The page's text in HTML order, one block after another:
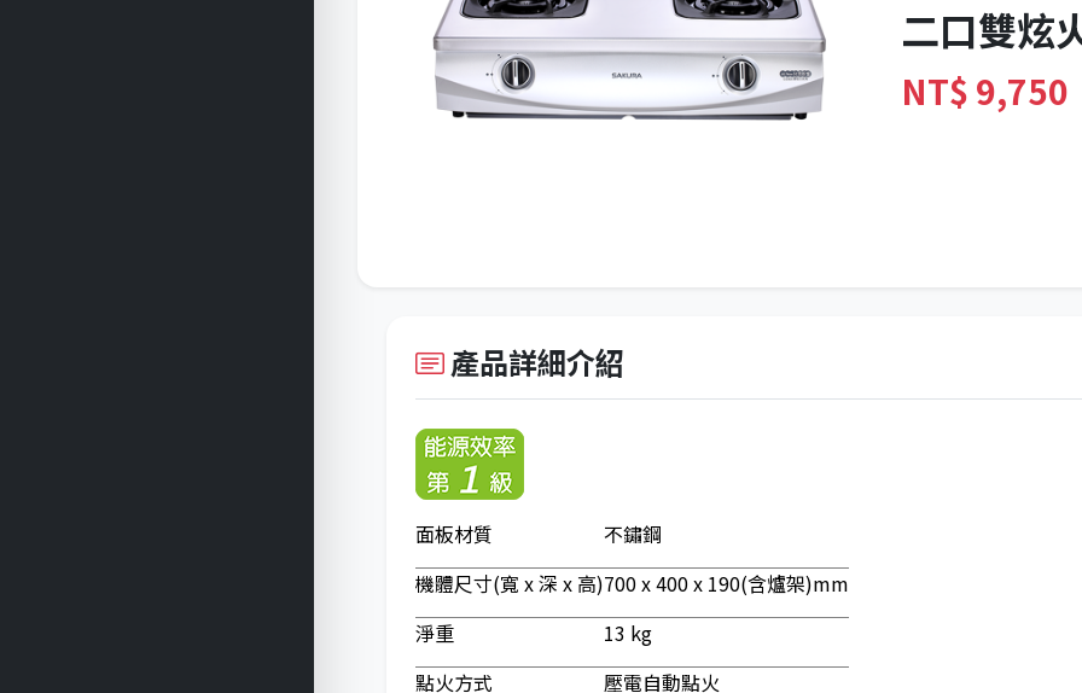
二口雙炫
NT$ 9,750
產品詳細介紹
面板材質
不鏽鋼
機體尺寸(寬 x 深 x 高)700 x 400 x 190(含爐架)mm
淨重
13 kg
點火方式
壓電自動點火